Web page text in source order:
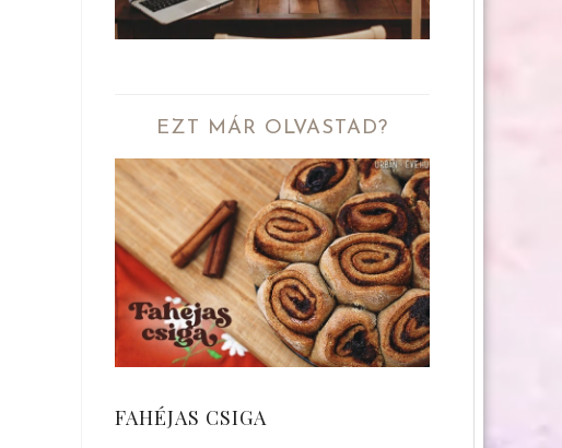
EZT MÁR OLVASTAD?
FAHÉJAS CSIGA